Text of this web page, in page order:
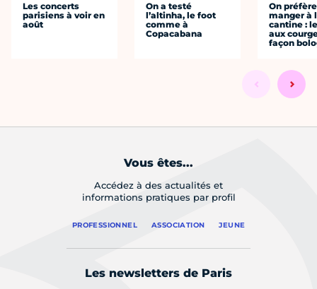
Les concerts
parisiens à voir en
août
On a testé
l’altinha, le foot
comme à
Copacabana
On préfère
manger à
cantine :
aux
façon
Vous êtes...
Accédez à des actualités et
informations pratiques par profil
PROFESSIONNEL ASSOCIATION JEUNE
Les newsletters de Paris